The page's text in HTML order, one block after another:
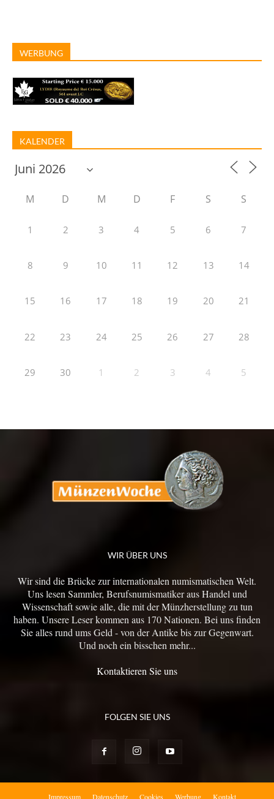
WERBUNG
KALENDER
M D M D F S S
1 2 3 4 5 6 7
8 9 10 11 12 13 14
15 16 17 18 19 20 21
22 23 24 25 26 27 28
29 30 1 2 3 4 5
WIR ÜBER UNS
Wir sind die Brücke zur internationalen numismatischen Welt.
Uns lesen Sammler, Berufsnumismatiker aus Handel und
Wissenschaft sowie alle, die mit der Münzherstellung zu tun
haben. Unsere Leser kommen aus 170 Nationen. Bei uns finden
Sie alles rund ums Geld - von der Antike bis zur Gegenwart.
Und noch ein bisschen mehr...
Kontaktieren Sie uns
FOLGEN SIE UNS
Impressum Datenschutz Cookies Werbung Kontakt